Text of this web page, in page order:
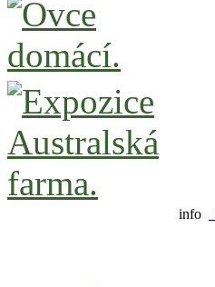
info